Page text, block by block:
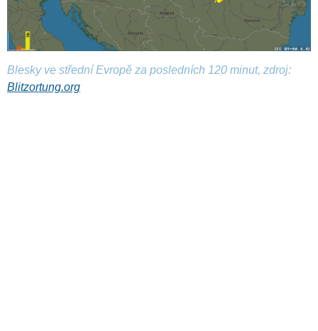
Blesky ve střední Evropě za posledních 120 minut, zdroj:
Blitzortung.org